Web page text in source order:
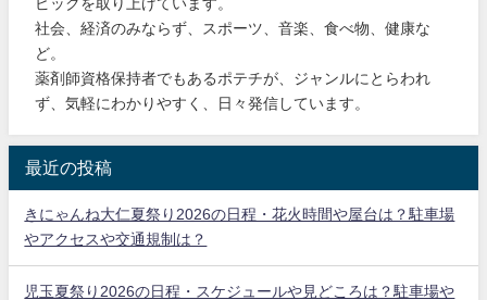
社会、経済のみならず、スポーツ、音楽、食べ物、健康な
ど。
薬剤師資格保持者でもあるポテチが、ジャンルにとらわれ
ず、気軽にわかりやすく、日々発信しています。
最近の投稿
きにゃんね大仁夏祭り2026の日程・花火時間や屋台は？駐車場
やアクセスや交通規制は？
児玉夏祭り2026の日程・スケジュールや見どころは？駐車場や